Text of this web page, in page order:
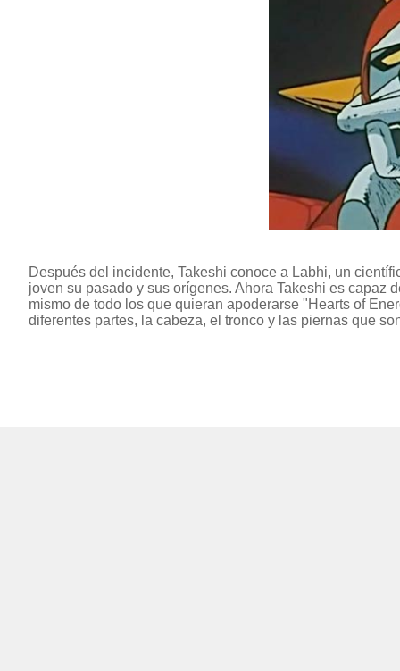
Después del incidente, Takeshi conoce a Labhi, un
joven su pasado y sus orígenes. Ahora Takeshi es capaz
mismo de todo los que quieran apoderarse "Hearts of
diferentes partes, la cabeza, el tronco y las piernas que